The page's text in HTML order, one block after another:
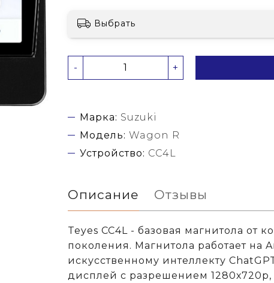
Выбрать
- +
Марка: Suzuki
Модель: Wagon R
Устройство: CC4L
Описание Отзывы
Teyes CC4L - базовая магнитола от
поколения. Магнитола работает на
искусственному интеллекту
дисплей с разрешением